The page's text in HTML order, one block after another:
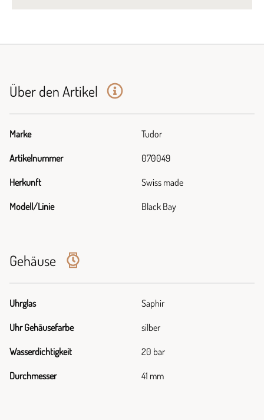
Über den Artikel
Marke Tudor
Artikelnummer 070049
Herkunft Swiss made
Modell/Linie Black Bay
Gehäuse
Uhrglas Saphir
Uhr Gehäusefarbe silber
Wasserdichtigkeit 20 bar
Durchmesser 41 mm